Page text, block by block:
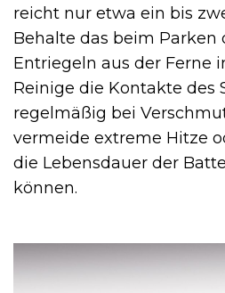
reicht nur etwa ein bis
Behalte das beim Parken
Entriegeln aus der Ferne
Reinige die Kontakte des
regelmäßig bei
vermeide extreme Hitze
die Lebensdauer der
können.